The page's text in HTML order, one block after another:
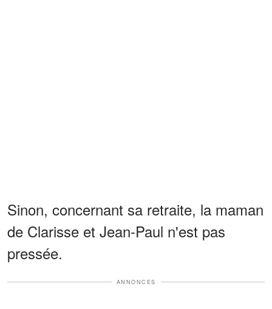
Sinon, concernant sa retraite, la maman
de Clarisse et Jean-Paul n'est pas
pressée.
ANNONCES